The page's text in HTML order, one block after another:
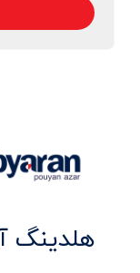
هلدینگ